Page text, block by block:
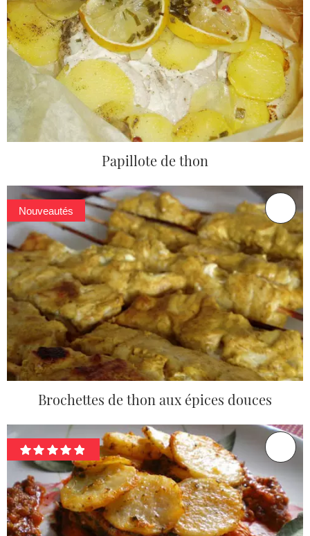
Papillote de thon
Nouveautés
Brochettes de thon aux épices douces